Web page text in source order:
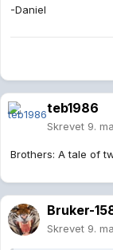
-Daniel
teb1986
Skrevet 9.
Brothers: A tale of
Bruker-
Skrevet 9.